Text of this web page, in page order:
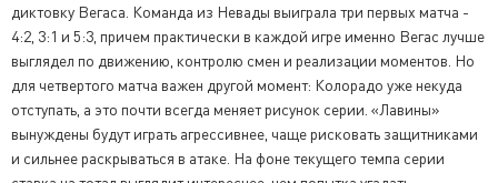
диктовку Вегаса. Команда из Невады выиграла три первых матча -
4:2, 3:1 и 5:3, причем практически в каждой игре именно Вегас лучше
выглядел по движению, контролю смен и реализации моментов. Но
для четвертого матча важен другой момент: Колорадо уже некуда
отступать, а это почти всегда меняет рисунок серии. «Лавины»
вынуждены будут играть агрессивнее, чаще рисковать защитниками
и сильнее раскрываться в атаке. На фоне текущего темпа серии